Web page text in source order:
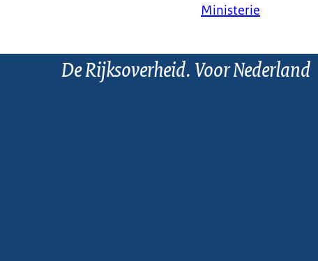
Ministerie
De Rijksoverheid. Voor Nederland